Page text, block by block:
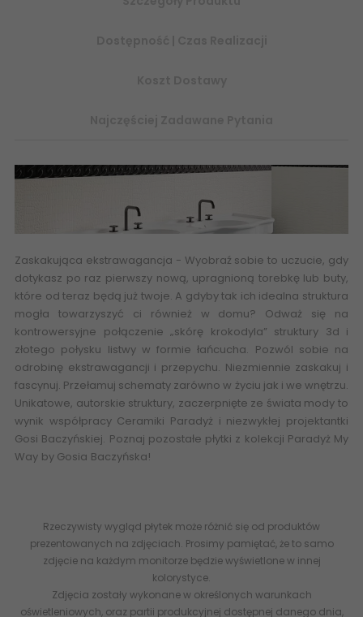
Zaskakująca ekstrawagancja - Wyobraź sobie to uczucie, gdy
dotykasz po raz pierwszy nową, upragnioną torebkę lub buty,
które od teraz będą już twoje. A gdyby tak ich idealna struktura
mogła towarzyszyć ci również w domu? Odważ się na
kontrowersyjne połączenie „skórę krokodyla” struktury 3d i
złotego połysku listwy w formie łańcucha. Pozwól sobie na
odrobinę ekstrawagancji i przepychu. Niezmiennie zaskakuj i
fascynuj. Przełamuj schematy zarówno w życiu jak i we wnętrzu.
Unikatowe, autorskie struktury, zaczerpnięte ze świata mody to
wynik współpracy Ceramiki Paradyż i niezwykłej projektantki
Gosi Baczyńskiej. Poznaj pozostałe płytki z kolekcji Paradyż My
Way by Gosia Baczyńska!
Rzeczywisty wygląd płytek może różnić się od produktów
prezentowanych na zdjęciach. Prosimy pamiętać, że to samo
zdjęcie na każdym monitorze będzie wyświetlone w innej
kolorystyce.
Zdjęcia zostały wykonane w określonych warunkach
oświetleniowych, oraz partii produkcyjnej dostępnej danego dnia,